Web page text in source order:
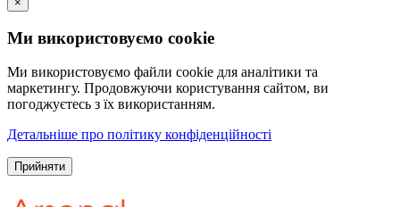
Ми використовуємо cookie
Ми використовуємо файли cookie для аналітики та
маркетингу. Продовжуючи користування сайтом, ви
погоджуєтесь з їх використанням.
Детальніше про політику конфіденційності
Прийняти